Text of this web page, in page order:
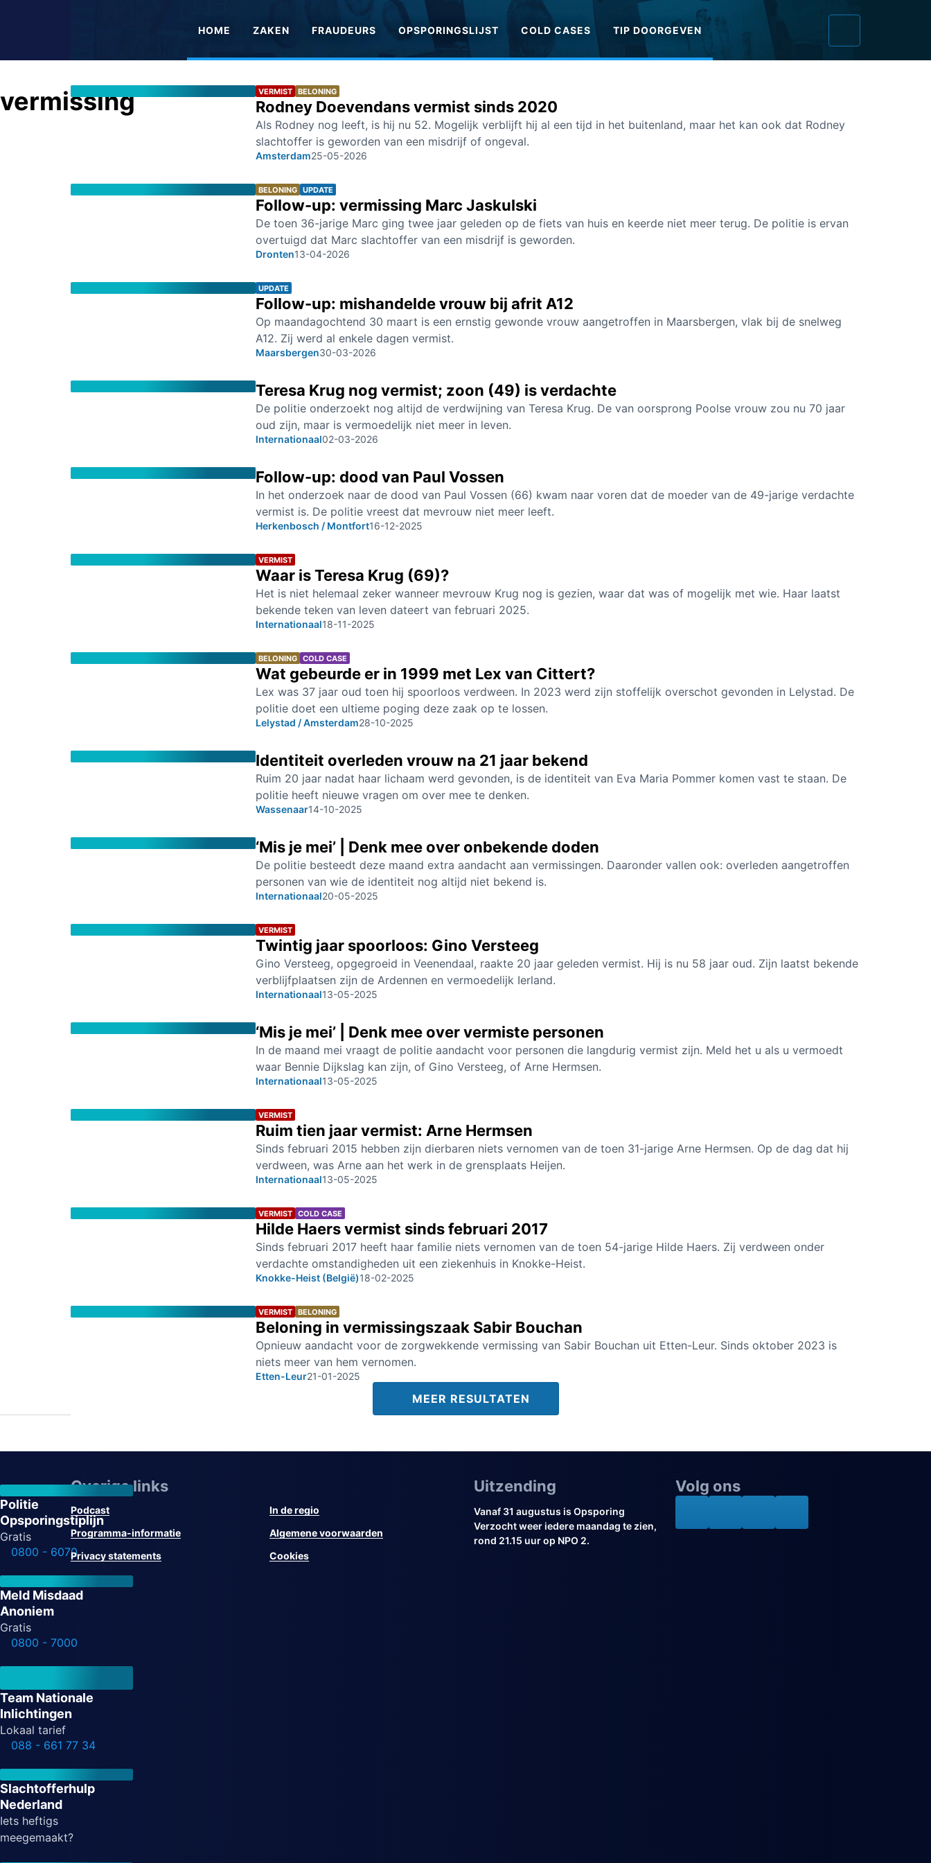
HOME ZAKEN FRAUDEURS OPSPORINGSLIJST COLD CASES TIP DOORGEVEN
vermissing VERMIST BELONING
Rodney Doevendans vermist sinds 2020
Als Rodney nog leeft, is hij nu 52. Mogelijk verblijft hij al een tijd in het buitenland, maar het kan ook dat Rodney
slachtoffer is geworden van een misdrijf of ongeval.
Amsterdam25-05-2026
BELONING UPDATE
Follow-up: vermissing Marc Jaskulski
De toen 36-jarige Marc ging twee jaar geleden op de fiets van huis en keerde niet meer terug. De politie is ervan
overtuigd dat Marc slachtoffer van een misdrijf is geworden.
Dronten13-04-2026
UPDATE
Follow-up: mishandelde vrouw bij afrit A12
Op maandagochtend 30 maart is een ernstig gewonde vrouw aangetroffen in Maarsbergen, vlak bij de snelweg
A12. Zij werd al enkele dagen vermist.
Maarsbergen30-03-2026
Teresa Krug nog vermist; zoon (49) is verdachte
De politie onderzoekt nog altijd de verdwijning van Teresa Krug. De van oorsprong Poolse vrouw zou nu 70 jaar
oud zijn, maar is vermoedelijk niet meer in leven.
Internationaal02-03-2026
Follow-up: dood van Paul Vossen
In het onderzoek naar de dood van Paul Vossen (66) kwam naar voren dat de moeder van de 49-jarige verdachte
vermist is. De politie vreest dat mevrouw niet meer leeft.
Herkenbosch / Montfort16-12-2025
VERMIST
Waar is Teresa Krug (69)?
Het is niet helemaal zeker wanneer mevrouw Krug nog is gezien, waar dat was of mogelijk met wie. Haar laatst
bekende teken van leven dateert van februari 2025.
Internationaal18-11-2025
BELONING COLD CASE
Wat gebeurde er in 1999 met Lex van Cittert?
Lex was 37 jaar oud toen hij spoorloos verdween. In 2023 werd zijn stoffelijk overschot gevonden in Lelystad. De
politie doet een ultieme poging deze zaak op te lossen.
Lelystad / Amsterdam28-10-2025
Identiteit overleden vrouw na 21 jaar bekend
Ruim 20 jaar nadat haar lichaam werd gevonden, is de identiteit van Eva Maria Pommer komen vast te staan. De
politie heeft nieuwe vragen om over mee te denken.
Wassenaar14-10-2025
‘Mis je mei’ | Denk mee over onbekende doden
De politie besteedt deze maand extra aandacht aan vermissingen. Daaronder vallen ook: overleden aangetroffen
personen van wie de identiteit nog altijd niet bekend is.
Internationaal20-05-2025
VERMIST
Twintig jaar spoorloos: Gino Versteeg
Gino Versteeg, opgegroeid in Veenendaal, raakte 20 jaar geleden vermist. Hij is nu 58 jaar oud. Zijn laatst bekende
verblijfplaatsen zijn de Ardennen en vermoedelijk Ierland.
Internationaal13-05-2025
‘Mis je mei’ | Denk mee over vermiste personen
In de maand mei vraagt de politie aandacht voor personen die langdurig vermist zijn. Meld het u als u vermoedt
waar Bennie Dijkslag kan zijn, of Gino Versteeg, of Arne Hermsen.
Internationaal13-05-2025
VERMIST
Ruim tien jaar vermist: Arne Hermsen
Sinds februari 2015 hebben zijn dierbaren niets vernomen van de toen 31-jarige Arne Hermsen. Op de dag dat hij
verdween, was Arne aan het werk in de grensplaats Heijen.
Internationaal13-05-2025
VERMIST COLD CASE
Hilde Haers vermist sinds februari 2017
Sinds februari 2017 heeft haar familie niets vernomen van de toen 54-jarige Hilde Haers. Zij verdween onder
verdachte omstandigheden uit een ziekenhuis in Knokke-Heist.
Knokke-Heist (België)18-02-2025
VERMIST BELONING
Beloning in vermissingszaak Sabir Bouchan
Opnieuw aandacht voor de zorgwekkende vermissing van Sabir Bouchan uit Etten-Leur. Sinds oktober 2023 is
niets meer van hem vernomen.
Etten-Leur21-01-2025
MEER RESULTATEN
Politie
Opsporingstiplijn
Gratis
0800 - 6070
Meld Misdaad
Anoniem
Gratis
0800 - 7000
Team Nationale
Inlichtingen
Lokaal tarief
088 - 661 77 34
Slachtofferhulp
Nederland
Iets heftigs
meegemaakt?
Overige links
Podcast
In de regio
Programma-informatie
Algemene voorwaarden
Privacy statements
Cookies
Uitzending
Vanaf 31 augustus is Opsporing
Verzocht weer iedere maandag te zien,
rond 21.15 uur op NPO 2.
Volg ons